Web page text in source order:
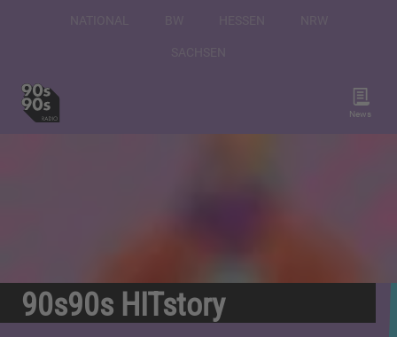
News
90s90s HITstory